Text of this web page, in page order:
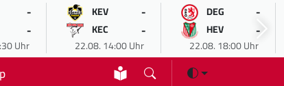
-
-
Uhr
KEV -
KEC -
22.08. 14:00 Uhr
DEG -
HEV -
22.08. 18:00 Uhr